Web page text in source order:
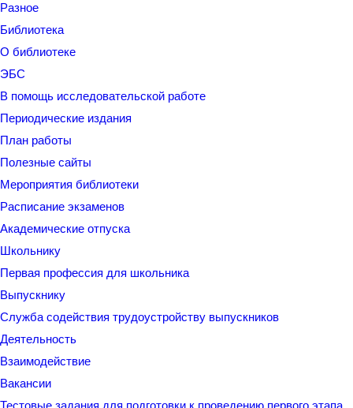
Разное
Библиотека
О библиотеке
ЭБС
В помощь исследовательской работе
Периодические издания
План работы
Полезные сайты
Мероприятия библиотеки
Расписание экзаменов
Академические отпуска
Школьнику
Первая профессия для школьника
Выпускнику
Служба содействия трудоустройству выпускников
Деятельность
Взаимодействие
Вакансии
Тестовые задания для подготовки к проведению первого этапа